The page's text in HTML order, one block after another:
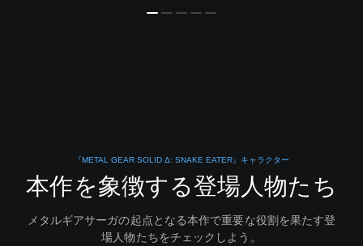
『METAL GEAR SOLID Δ: SNAKE EATER』キャラクター
本作を象徴する登場人物たち
メタルギアサーガの起点となる本作で重要な役割を果たす登
場人物たちをチェックしよう。